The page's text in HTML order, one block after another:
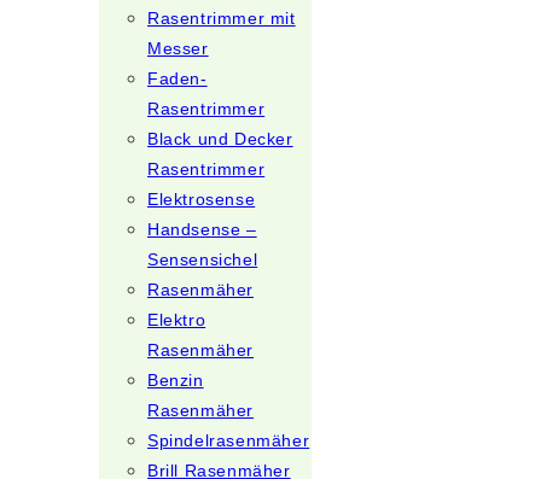
Rasentrimmer mit
Messer
Faden-
Rasentrimmer
Black und Decker
Rasentrimmer
Elektrosense
Handsense –
Sensensichel
Rasenmäher
Elektro
Rasenmäher
Benzin
Rasenmäher
Spindelrasenmäher
Brill Rasenmäher